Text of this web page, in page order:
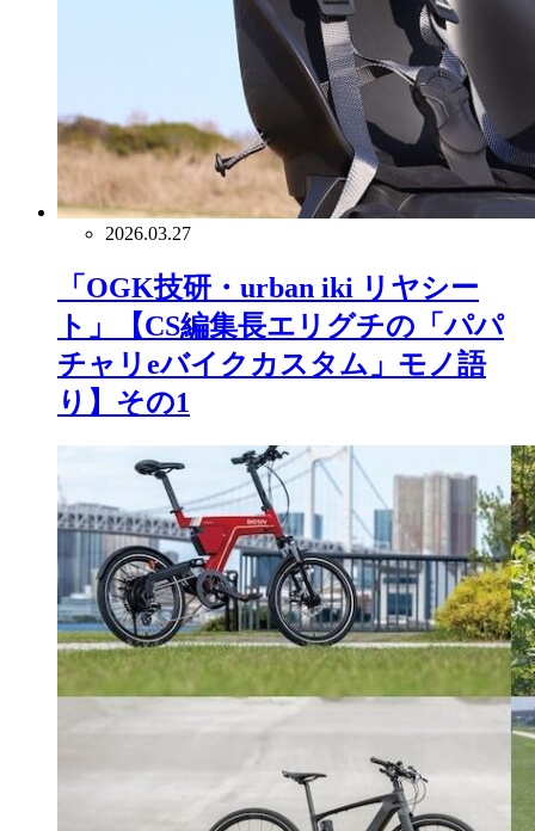
2026.03.27
「OGK技研・urban iki リヤシー
ト」【CS編集長エリグチの「パパ
チャリeバイクカスタム」モノ語
り】その1